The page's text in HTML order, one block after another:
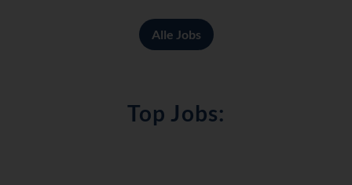
Alle Jobs
Top Jobs: